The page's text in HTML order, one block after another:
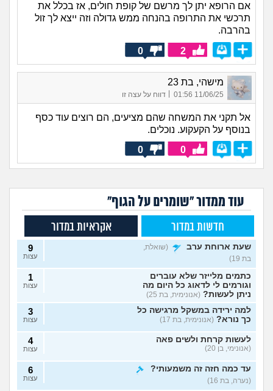
אם הרופא יתן לך מרשם של קופת חולים, אז בכלל את
תרכשי את התרופה בהנחה ממש גדולה וזה ייצא לך זול
בהרבה.
2
0
מישהי, בת 23
11/06/25 01:56
| דווח על עצה זו
אל תקני את המשחה שהם מציעים, הם רוצים עוד כסף
בנוסף על הקעקוע. נוכלים.
0
0
עוד ממדור "שומרים על הגוף"
חדשות במדור אקראיות במדור
שעת ארוחת ערב
(שואלת,
בת 19)
9
עצות
כתמים מלייזר שלא עוברים
וגורמים לי לדאוג כל היום מה
ניתן לעשות? (אנונימית, בת 25)
1
עצות
למה ירידה במשקל מרגישה כל
כך נורא? (אנונימית, בת 17)
3
עצות
לעשות קרחת ולשים פאה
(אנונימי, בן 20)
4
עצות
עד כמה חזה זה משמעותי?
(נערה, בת 16)
6
עצות